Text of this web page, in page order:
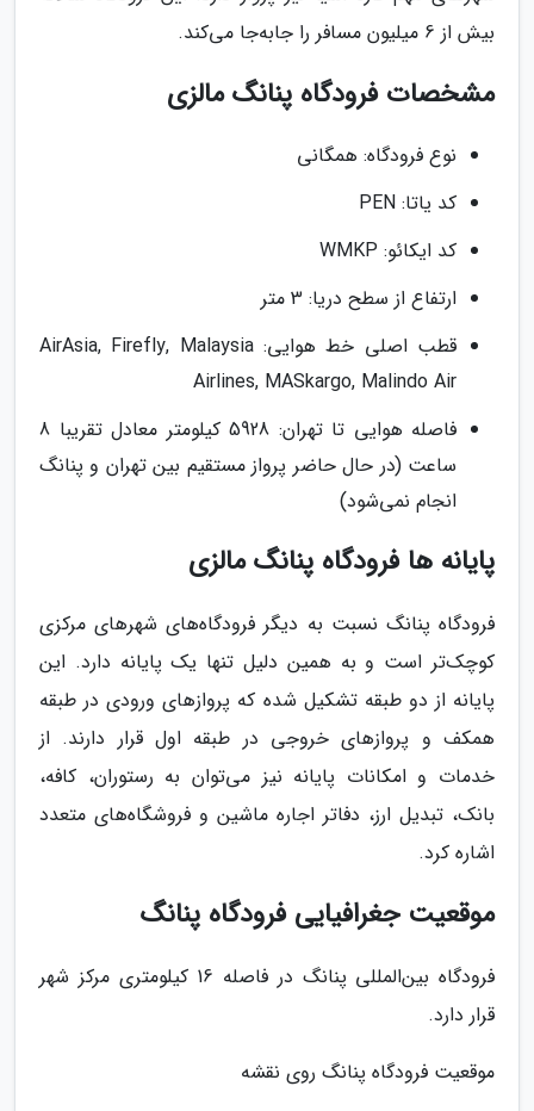
بیش از 6 میلیون مسافر را جابه‌جا می‌کند.
مشخصات فرودگاه پنانگ مالزی
نوع فرودگاه: همگانی
کد یاتا: PEN
کد ایکائو: WMKP
ارتفاع از سطح دریا: 3 متر
قطب اصلی خط هوایی: AirAsia, Firefly, Malaysia
Airlines, MASkargo, Malindo Air
فاصله هوایی تا تهران: 5928 کیلومتر معادل تقریبا 8
ساعت (در حال حاضر پرواز مستقیم بین تهران و پنانگ
انجام نمی‌شود)
پایانه ها فرودگاه پنانگ مالزی
فرودگاه پنانگ نسبت به دیگر فرودگاه‌های شهرهای مرکزی
کوچک‌تر است و به همین دلیل تنها یک پایانه دارد. این
پایانه از دو طبقه تشکیل شده که پرواز‌های ورودی در طبقه
همکف و پروازهای خروجی در طبقه اول قرار دارند. از
خدمات و امکانات پایانه نیز می‌توان به رستوران، کافه،
بانک، تبدیل ارز، دفاتر اجاره ماشین و فروشگاه‌های متعدد
اشاره کرد.
موقعیت جغرافیایی فرودگاه پنانگ
فرودگاه بین‌المللی پنانگ در فاصله 16 کیلومتری مرکز شهر
قرار دارد.
موقعیت فرودگاه پنانگ روی نقشه